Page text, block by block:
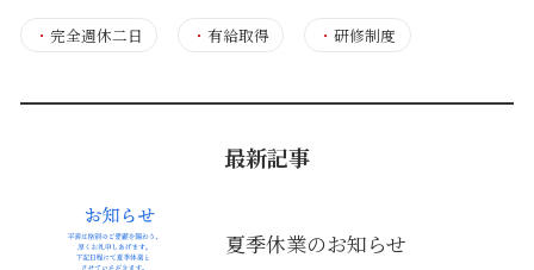
・ 完全週休二日 ・有給取得 ・研修制度
最新記事
夏季休業のお知らせ